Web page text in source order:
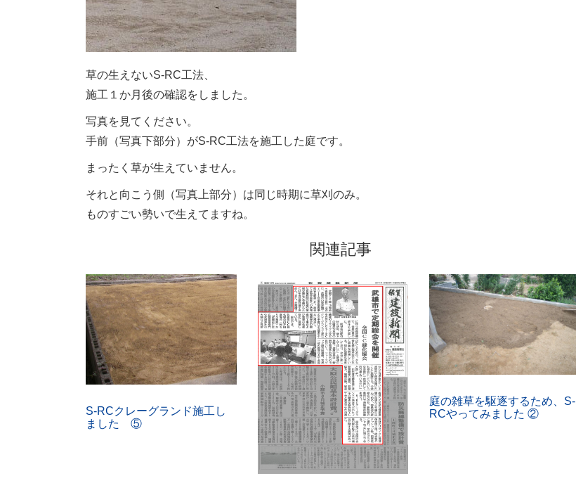
草の生えないS-RC工法、
施工１か月後の確認をしました。
写真を見てください。
手前（写真下部分）がS-RC工法を施工した庭です。
まったく草が生えていません。
それと向こう側（写真上部分）は同じ時期に草刈のみ。
ものすごい勢いで生えてますね。
関連記事
S-RCクレーグランド施工し
ました ⑤
庭の雑草を駆逐するため、S-
RCやってみました ②